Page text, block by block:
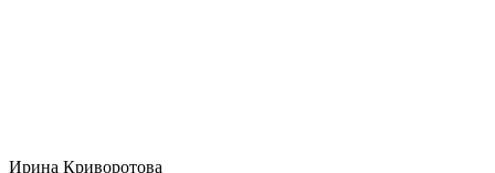
Ирина Криворотова